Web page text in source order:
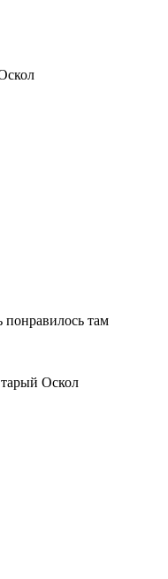
понравилось там
Оскол